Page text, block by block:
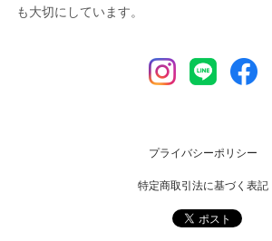
も大切にしています。
プライバシーポリシー
特定商取引法に基づく表記